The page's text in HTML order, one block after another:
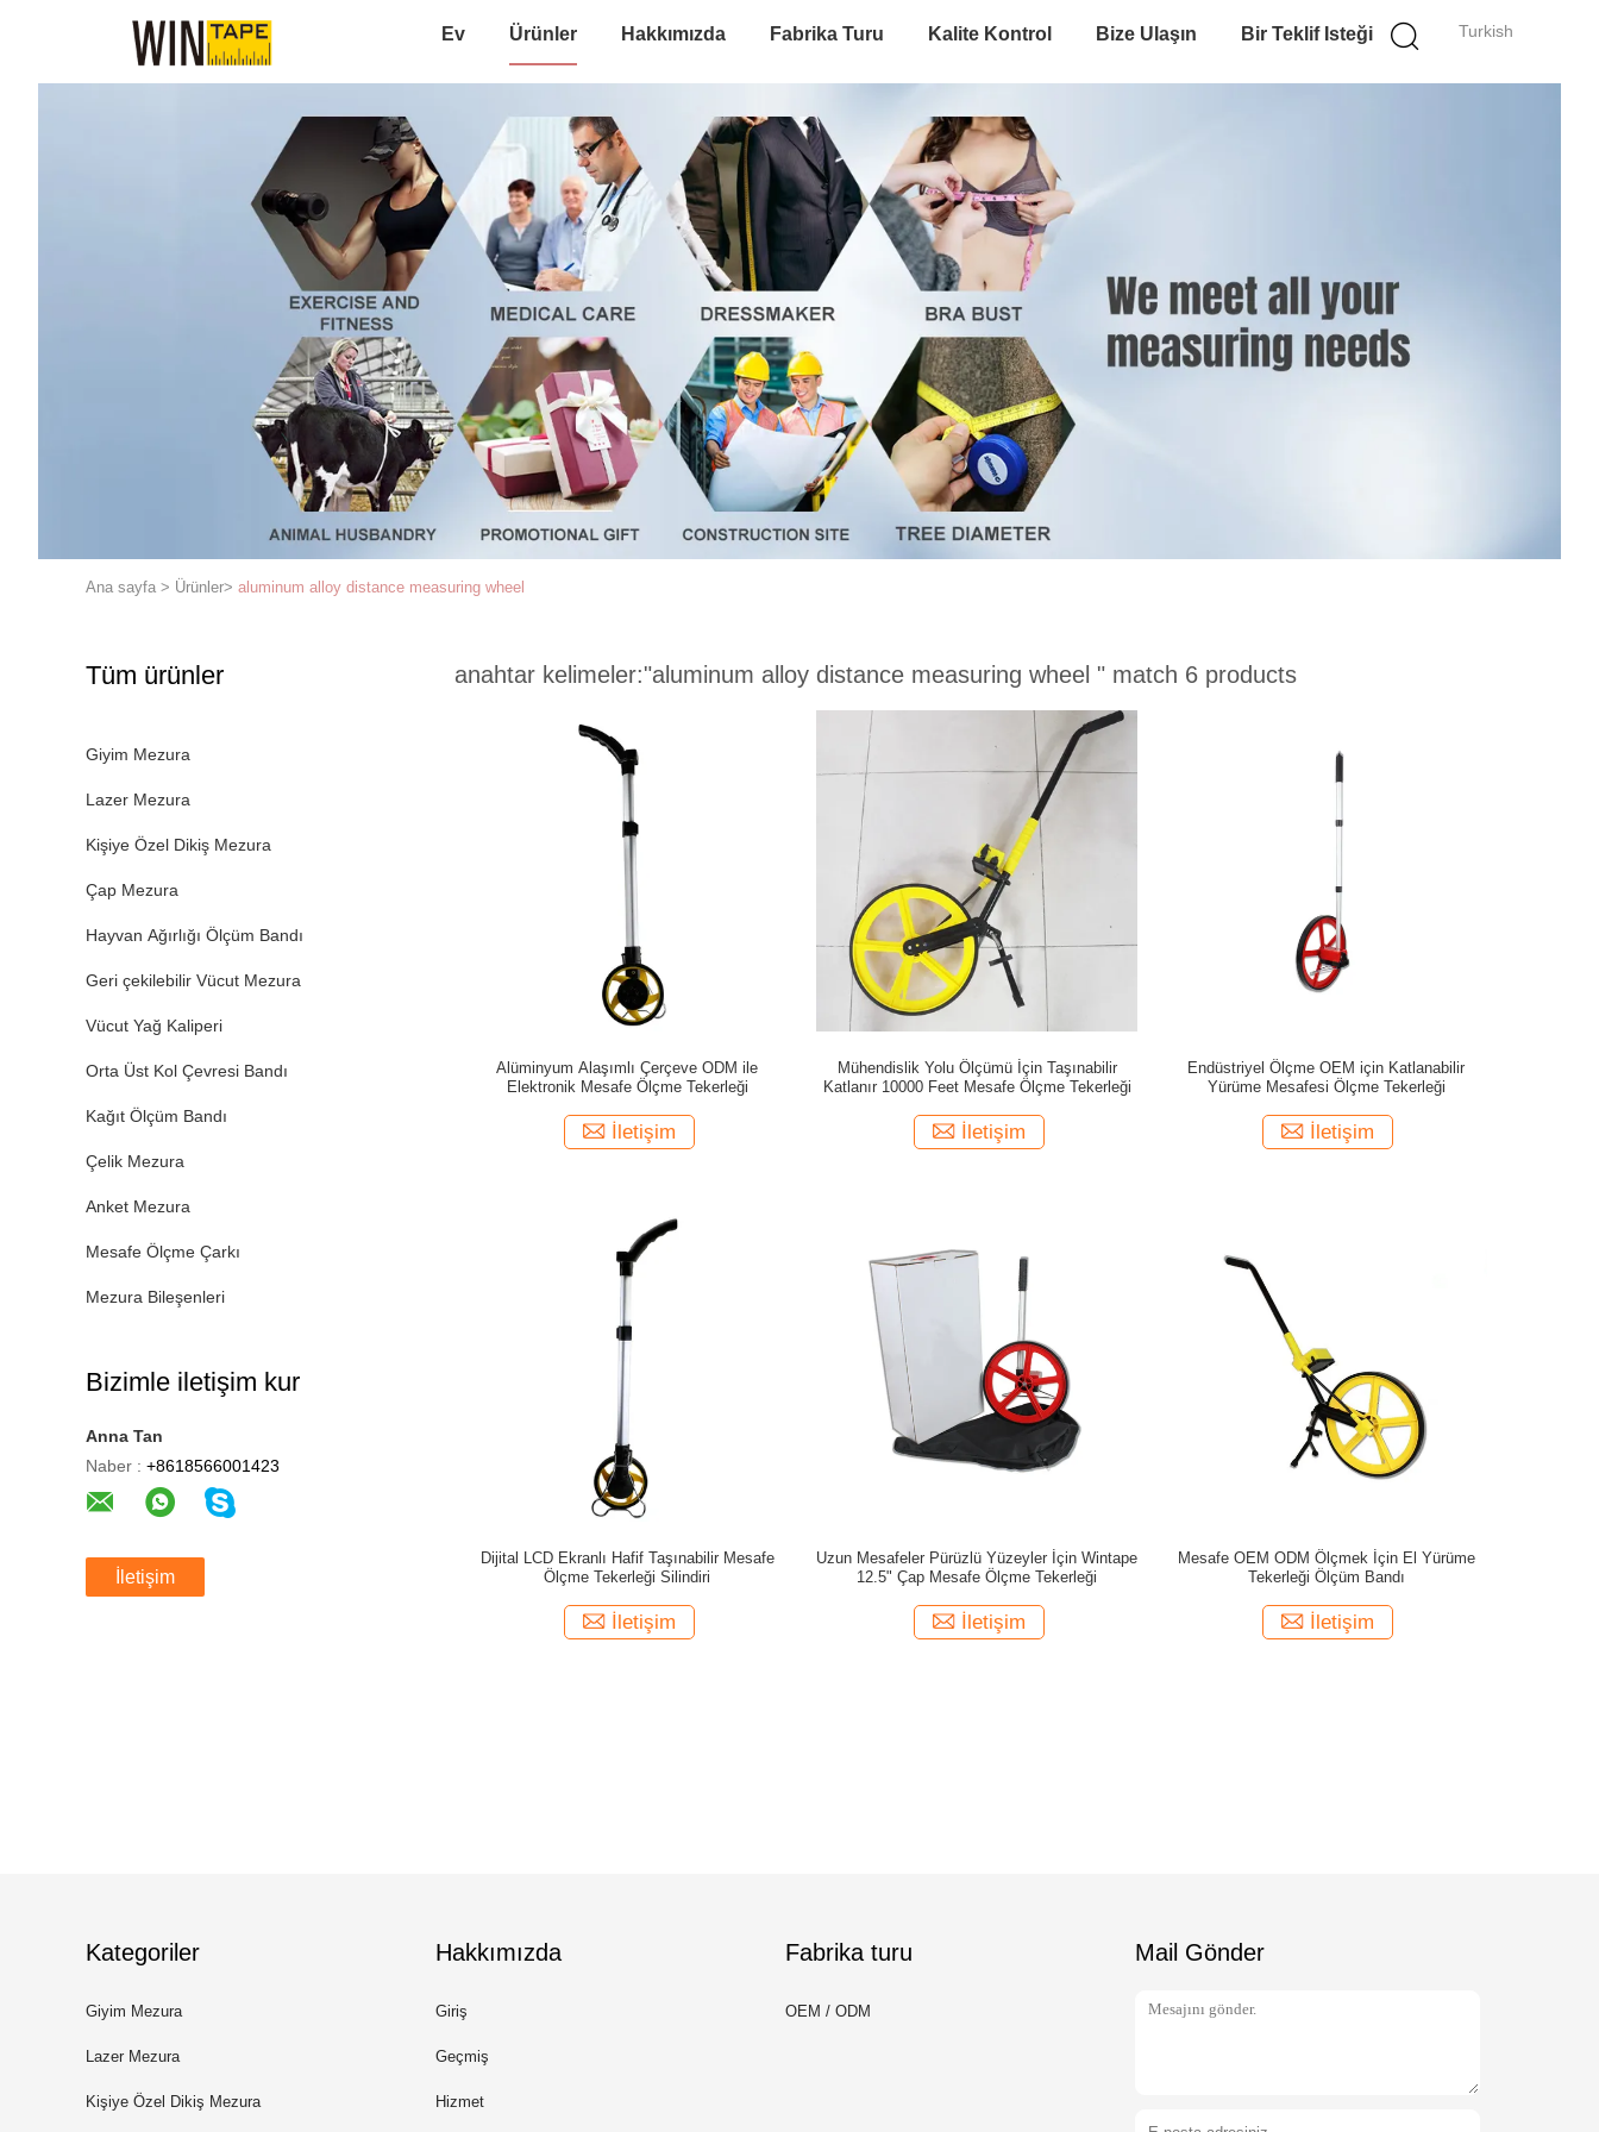
Turkish
Ev Ürünler Hakkımızda Fabrika Turu Kalite Kontrol Bize Ulaşın Bir Teklif Isteği
Ana sayfa > Ürünler> aluminum alloy distance measuring wheel
Tüm ürünler
Giyim Mezura
Lazer Mezura
Kişiye Özel Dikiş Mezura
Çap Mezura
Hayvan Ağırlığı Ölçüm Bandı
Geri çekilebilir Vücut Mezura
Vücut Yağ Kaliperi
Orta Üst Kol Çevresi Bandı
Kağıt Ölçüm Bandı
Çelik Mezura
Anket Mezura
Mesafe Ölçme Çarkı
Mezura Bileşenleri
Bizimle iletişim kur
Anna Tan
Naber : +8618566001423
İletişim
anahtar kelimeler:"aluminum alloy distance measuring wheel " match 6 products
Alüminyum Alaşımlı Çerçeve ODM ile
Elektronik Mesafe Ölçme Tekerleği
İletişim
Mühendislik Yolu Ölçümü İçin Taşınabilir
Katlanır 10000 Feet Mesafe Ölçme Tekerleği
İletişim
Endüstriyel Ölçme OEM için Katlanabilir
Yürüme Mesafesi Ölçme Tekerleği
İletişim
Dijital LCD Ekranlı Hafif Taşınabilir Mesafe
Ölçme Tekerleği Silindiri
İletişim
Uzun Mesafeler Pürüzlü Yüzeyler İçin Wintape
12.5" Çap Mesafe Ölçme Tekerleği
İletişim
Mesafe OEM ODM Ölçmek İçin El Yürüme
Tekerleği Ölçüm Bandı
İletişim
Kategoriler
Giyim Mezura
Lazer Mezura
Kişiye Özel Dikiş Mezura
Hakkımızda
Giriş
Geçmiş
Hizmet
Fabrika turu
OEM / ODM
Mail Gönder